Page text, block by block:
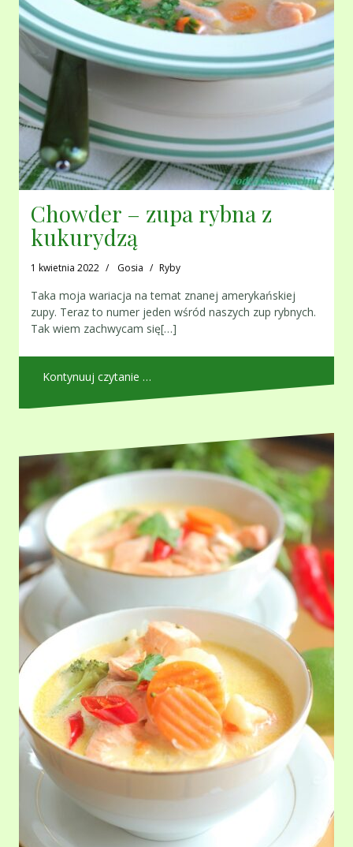
Chowder – zupa rybna z
kukurydzą
1 kwietnia 2022 Gosia Ryby
Taka moja wariacja na temat znanej amerykańskiej
zupy. Teraz to numer jeden wśród naszych zup rybnych.
Tak wiem zachwycam się[…]
Kontynuuj czytanie …